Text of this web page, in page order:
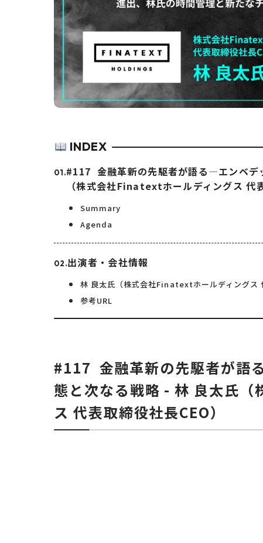
INDEX
#117 金融革新の先駆者が語る—エンベデ
（株式会社Finatextホールディングス 代
Summary
Agenda
出演者・会社情報
林 良太氏（株式会社Finatextホールディングス
参考URL
#117 金融革新の先駆者が語
態と次なる戦略 - 林 良太氏
ス 代表取締役社長CEO）